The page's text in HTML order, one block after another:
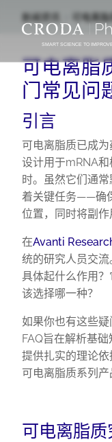
CONTENTSMART SCIENCE TO
新闻资讯 可电离
可电离脂
门常见问
引言
可电离脂质已成
设计用于mRNA和
时。虽然它们通
着关键任务——确
位置，同时将副作
在Avanti
统的研究人员交
具体起什么作用
该选择哪一种？
如果你也有这些
FAQ旨在解析基
提供扎实的理论
可电离脂质系列产
可电离脂质